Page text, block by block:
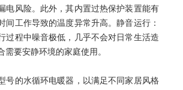
电风险。此外，其内置过热保护装置能有
间工作导致的温度异常升高。静音运行：
过程中噪音极低，几乎不会对日常生活造
需要安静环境的家庭使用。
号的水循环电暖器，以满足不同家居风格